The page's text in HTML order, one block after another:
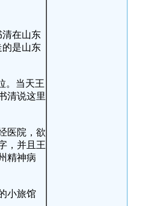
清在山东
是山东
。当天王
清说这里
医院，欲
，并且王
精神病
小旅馆